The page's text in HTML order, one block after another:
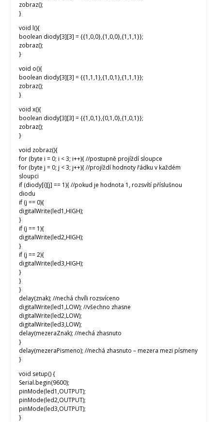
zobraz();
}
void l(){
boolean diody[3][3] = {{1,0,0},{1,0,0},{1,1,1}};
zobraz();
}
void o(){
boolean diody[3][3] = {{1,1,1},{1,0,1},{1,1,1}};
zobraz();
}
void x(){
boolean diody[3][3] = {{1,0,1},{0,1,0},{1,0,1}};
zobraz();
}
void zobraz(){
for (byte i = 0; i < 3; i++){ //postupně projíždí sloupce
for (byte j = 0; j < 3; j++){ //projíždí hodnoty řádku v každém
sloupci
if (diody[i][j] == 1){ //pokud je hodnota 1, rozsvítí příslušnou
diodu
if (j == 0){
digitalWrite(led1,HIGH);
}
if (j == 1){
digitalWrite(led2,HIGH);
}
if (j == 2){
digitalWrite(led3,HIGH);
}
}
}
delay(znak); //nechá chvíli rozsvíceno
digitalWrite(led1,LOW); //všechno zhasne
digitalWrite(led2,LOW);
digitalWrite(led3,LOW);
delay(mezeraZnak); //nechá zhasnuto
}
delay(mezeraPismeno); //nechá zhasnuto – mezera mezi písmeny
}
void setup() {
Serial.begin(9600);
pinMode(led1,OUTPUT);
pinMode(led2,OUTPUT);
pinMode(led3,OUTPUT);
}